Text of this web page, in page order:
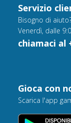
Servizio
Bisogno di
Venerdì, dalle
chiamaci al
Gioca con
Scarica l'app